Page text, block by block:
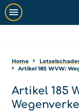
Home
Artikel 185 WVW:
Artikel 185